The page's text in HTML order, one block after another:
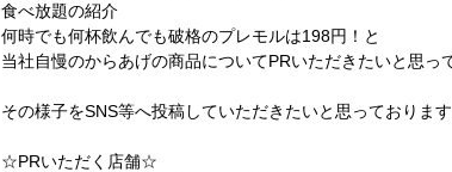
食べ放題の紹介
何時でも何杯飲んでも破格のプレモルは198円！と
当社自慢のからあげの商品についてPRいただきたいと思っ
その様子をSNS等へ投稿していただきたいと思っております
☆PRいただく店舗☆